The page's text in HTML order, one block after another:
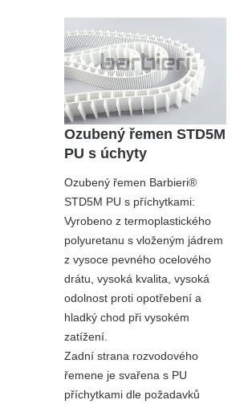
Ozubený řemen STD5M
PU s úchyty
Ozubený řemen Barbieri®
STD5M PU s příchytkami:
Vyrobeno z termoplastického
polyuretanu s vloženým jádrem
z vysoce pevného ocelového
drátu, vysoká kvalita, vysoká
odolnost proti opotřebení a
hladký chod při vysokém
zatížení.
Zadní strana rozvodového
řemene je svařena s PU
příchytkami dle požadavků